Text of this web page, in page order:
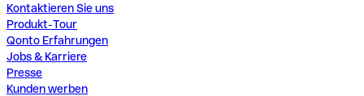
Kontaktieren Sie uns
Produkt-Tour
Qonto Erfahrungen
Jobs & Karriere
Presse
Kunden werben